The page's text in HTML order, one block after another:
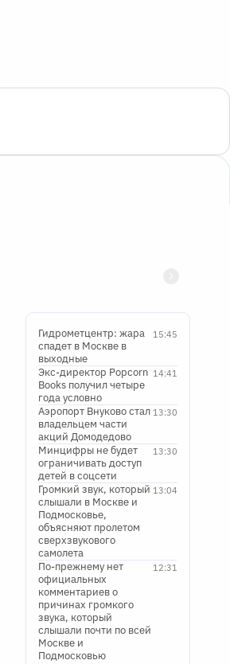
15:45
Гидрометцентр: жара
спадет в Москве в
выходные
14:41
Экс-директор Popcorn
Books получил четыре
года условно
13:30
Аэропорт Внуково стал
владельцем части
акций Домодедово
13:30
Минцифры не будет
ограничивать доступ
детей в соцсети
13:04
Громкий звук, который
слышали в Москве и
Подмосковье,
объясняют пролетом
сверхзвукового
самолета
12:31
По-прежнему нет
официальных
комментариев о
причинах громкого
звука, который
слышали почти по всей
Москве и
Подмосковью